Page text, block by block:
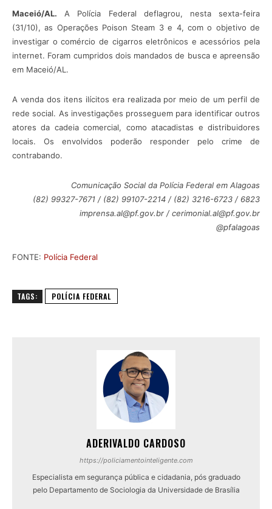
Maceió/AL. A Polícia Federal deflagrou, nesta sexta-feira
(31/10), as Operações Poison Steam 3 e 4, com o objetivo de
investigar o comércio de cigarros eletrônicos e acessórios pela
internet. Foram cumpridos dois mandados de busca e apreensão
em Maceió/AL.
A venda dos itens ilícitos era realizada por meio de um perfil de
rede social. As investigações prosseguem para identificar outros
atores da cadeia comercial, como atacadistas e distribuidores
locais. Os envolvidos poderão responder pelo crime de
contrabando.
Comunicação Social da Polícia Federal em Alagoas
(82) 99327-7671 / (82) 99107-2214 / (82) 3216-6723 / 6823
imprensa.al@pf.gov.br / cerimonial.al@pf.gov.br
@pfalagoas
FONTE: Polícia Federal
TAGS: POLÍCIA FEDERAL
ADERIVALDO CARDOSO
https://policiamentointeligente.com
Especialista em segurança pública e cidadania, pós graduado
pelo Departamento de Sociologia da Universidade de Brasília